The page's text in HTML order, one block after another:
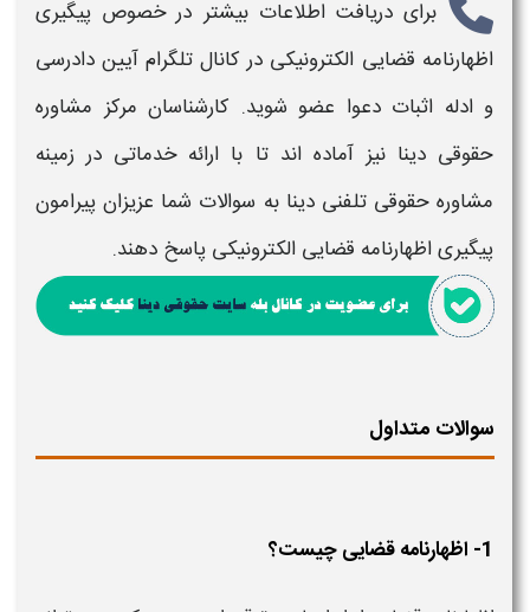
برای دریافت اطلاعات بیشتر در خصوص پیگیری
اظهارنامه قضایی الکترونیکی در کانال تلگرام آیین دادرسی
و ادله اثبات دعوا عضو شوید. کارشناسان مرکز مشاوره
حقوقی دینا نیز آماده اند تا با ارائه خدماتی در زمینه
مشاوره حقوقی تلفنی دینا به سوالات شما عزیزان پیرامون
پیگیری اظهارنامه قضایی الکترونیکی پاسخ دهند.
سوالات متداول
1- اظهارنامه قضایی چیست؟